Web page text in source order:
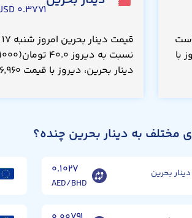
۱۱۰,۲۰۰ تومان است
با
۰.۳۷۷۱ USD
دینار بحرین، دیروز با قیمت ۴۹۶,۹۶۰ تومان معامله می‌شد.
مختلف به دینار بحرین چنده؟
بحرین ۰.۱۰۲۷
AED/BHD